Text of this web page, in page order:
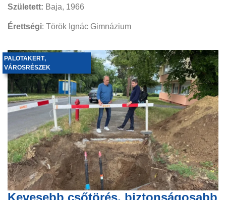
Született: Baja, 1966
Érettségi: Török Ignác Gimnázium
Kevesebb csőtörés, biztonságosabb
PALOTAKERT,
VÁROSRÉSZEK